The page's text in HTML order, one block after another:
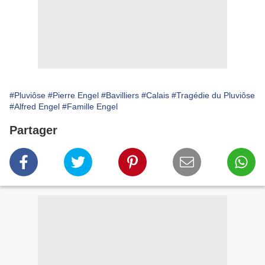
#Pluviôse #Pierre Engel #Bavilliers #Calais #Tragédie du Pluviôse
#Alfred Engel #Famille Engel
Partager